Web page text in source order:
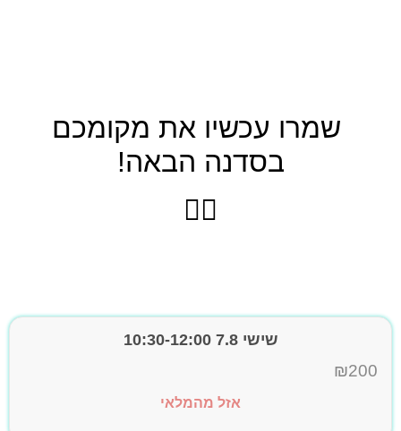
שמרו עכשיו את מקומכם
בסדנה הבאה!
👇🏼
שישי 7.8 10:30-12:00
₪200
אזל מהמלאי